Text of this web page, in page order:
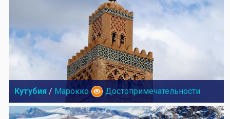
Кутубия / Марокко Достопримечательности